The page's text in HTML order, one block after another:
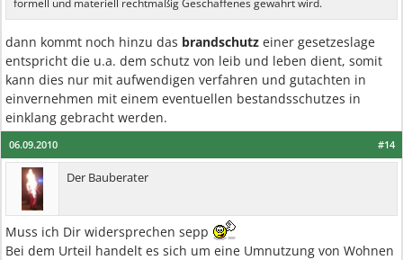
formell und materiell rechtmäßig Geschaffenes gewährt wird.
dann kommt noch hinzu das brandschutz einer gesetzeslage
entspricht die u.a. dem schutz von leib und leben dient, somit
kann dies nur mit aufwendigen verfahren und gutachten in
einvernehmen mit einem eventuellen bestandsschutzes in
einklang gebracht werden.
#14
06.09.2010
Der Bauberater
Muss ich Dir widersprechen sepp
Bei dem Urteil handelt es sich um eine Umnutzung von Wohnen